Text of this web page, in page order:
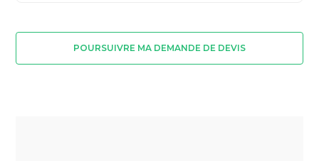
POURSUIVRE MA DEMANDE DE DEVIS